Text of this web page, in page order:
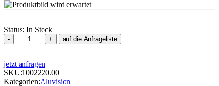
Status: In Stock
Alurahmen,
Aluvision,
55
pro
A3,
auf die Anfrageliste
jetzt anfragen
SKU:1002220.00
Kategorien:Aluvision